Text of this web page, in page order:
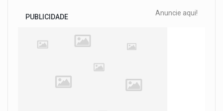
PUBLICIDADE Anuncie aqui!